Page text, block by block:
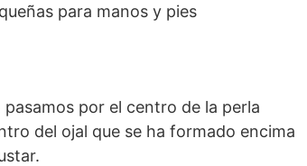
para manos y pies
por el centro de la perla
del ojal que se ha formado encima